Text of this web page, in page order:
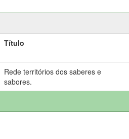
Título
Rede territórios dos saberes e
sabores.